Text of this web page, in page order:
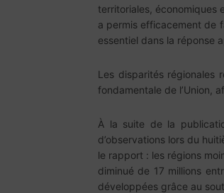
territoriales, économiques
a permis efficacement de
essentiel dans la réponse
Les disparités régionales
fondamentale de l’Union,
À la suite de la
d’observations lors du
le rapport : les régions
diminué de 17 millions
développées grâce au